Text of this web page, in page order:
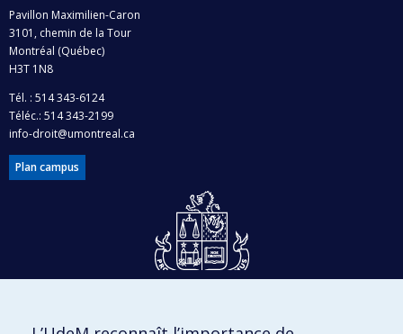
Pavillon Maximilien-Caron
3101, chemin de la Tour
Montréal (Québec)
H3T 1N8
Tél. : 514 343-6124
Téléc.: 514 343-2199
info-droit@umontreal.ca
Plan campus